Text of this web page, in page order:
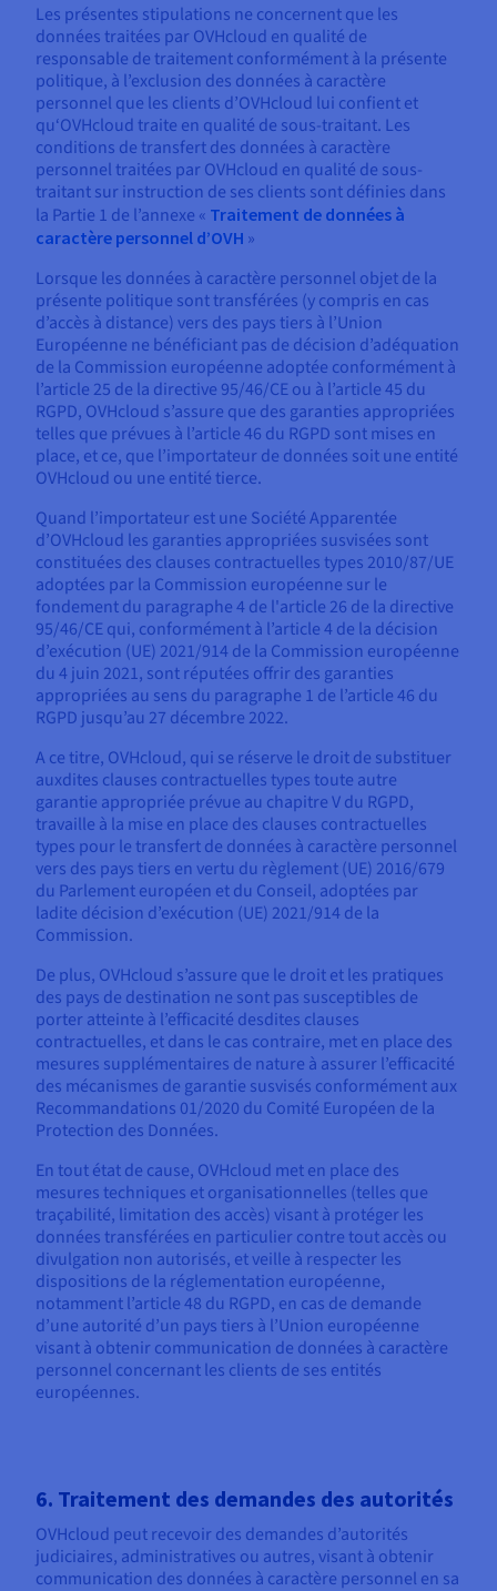
Les présentes stipulations ne concernent que les
données traitées par OVHcloud en qualité de
responsable de traitement conformément à la présente
politique, à l’exclusion des données à caractère
personnel que les clients d’OVHcloud lui confient et
qu‘OVHcloud traite en qualité de sous-traitant. Les
conditions de transfert des données à caractère
personnel traitées par OVHcloud en qualité de sous-
traitant sur instruction de ses clients sont définies dans
la Partie 1 de l’annexe « Traitement de données à
caractère personnel d’OVH »
Lorsque les données à caractère personnel objet de la
présente politique sont transférées (y compris en cas
d’accès à distance) vers des pays tiers à l’Union
Européenne ne bénéficiant pas de décision d’adéquation
de la Commission européenne adoptée conformément à
l’article 25 de la directive 95/46/CE ou à l’article 45 du
RGPD, OVHcloud s’assure que des garanties appropriées
telles que prévues à l’article 46 du RGPD sont mises en
place, et ce, que l’importateur de données soit une entité
OVHcloud ou une entité tierce.
Quand l’importateur est une Société Apparentée
d’OVHcloud les garanties appropriées susvisées sont
constituées des clauses contractuelles types 2010/87/UE
adoptées par la Commission européenne sur le
fondement du paragraphe 4 de l'article 26 de la directive
95/46/CE qui, conformément à l’article 4 de la décision
d’exécution (UE) 2021/914 de la Commission européenne
du 4 juin 2021, sont réputées offrir des garanties
appropriées au sens du paragraphe 1 de l’article 46 du
RGPD jusqu’au 27 décembre 2022.
A ce titre, OVHcloud, qui se réserve le droit de substituer
auxdites clauses contractuelles types toute autre
garantie appropriée prévue au chapitre V du RGPD,
travaille à la mise en place des clauses contractuelles
types pour le transfert de données à caractère personnel
vers des pays tiers en vertu du règlement (UE) 2016/679
du Parlement européen et du Conseil, adoptées par
ladite décision d’exécution (UE) 2021/914 de la
Commission.
De plus, OVHcloud s’assure que le droit et les pratiques
des pays de destination ne sont pas susceptibles de
porter atteinte à l’efficacité desdites clauses
contractuelles, et dans le cas contraire, met en place des
mesures supplémentaires de nature à assurer l’efficacité
des mécanismes de garantie susvisés conformément aux
Recommandations 01/2020 du Comité Européen de la
Protection des Données.
En tout état de cause, OVHcloud met en place des
mesures techniques et organisationnelles (telles que
traçabilité, limitation des accès) visant à protéger les
données transférées en particulier contre tout accès ou
divulgation non autorisés, et veille à respecter les
dispositions de la réglementation européenne,
notamment l’article 48 du RGPD, en cas de demande
d’une autorité d’un pays tiers à l’Union européenne
visant à obtenir communication de données à caractère
personnel concernant les clients de ses entités
européennes.
6. Traitement des demandes des autorités
OVHcloud peut recevoir des demandes d’autorités
judiciaires, administratives ou autres, visant à obtenir
communication des données à caractère personnel en sa